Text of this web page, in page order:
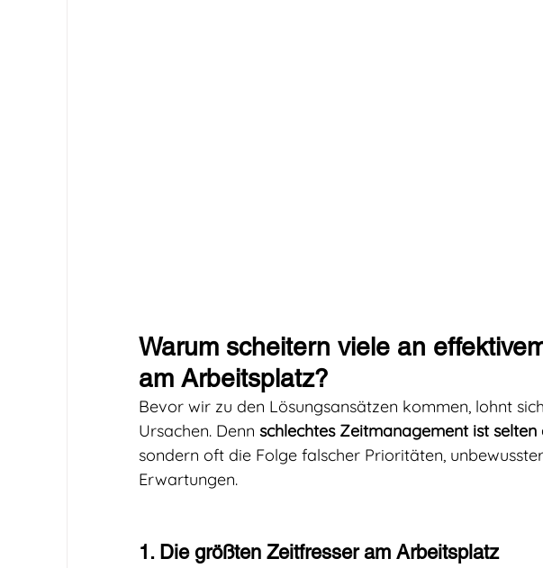
Warum scheitern viele an
am Arbeitsplatz?
Bevor wir zu den Lösungsansätzen kommen, lohnt
Ursachen. Denn schlechtes Zeitmanagement ist
sondern oft die Folge falscher Prioritäten,
Erwartungen.
1. Die größten Zeitfresser am Arbeitsplatz